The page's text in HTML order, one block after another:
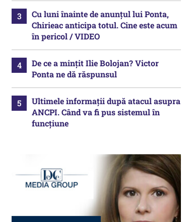
Cu luni înainte de anunțul lui Ponta,
Chirieac anticipa totul. Cine este acum
în pericol / VIDEO
De ce a mințit Ilie Bolojan? Victor
Ponta ne dă răspunsul
Ultimele informații după atacul asupra
ANCPI. Când va fi pus sistemul în
funcțiune